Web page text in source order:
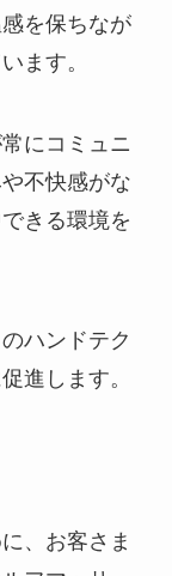
を保ちなが
ます。
にコミュニ
不快感がな
きる環境を
ハンドテク
進します。
、お客さま